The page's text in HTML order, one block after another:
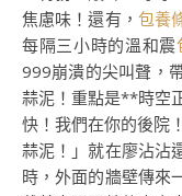
焦慮味！還有， 包養
每隔三小時的溫和震
999崩潰的尖叫聲，
蒜泥！重點是**時空
快！我們在你的後
蒜泥！」就在廖沾沾
時，外面的牆壁傳來